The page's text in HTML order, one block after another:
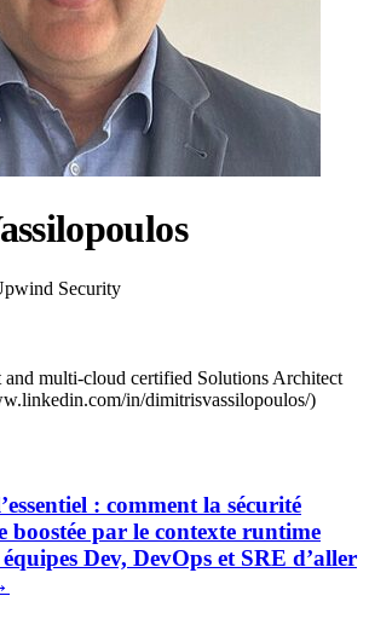
Security
and multi-cloud certified Solutions Architect
in/dimitrisvassilopoulos/)
: comment la sécurité
boostée par le contexte runtime
Dev, DevOps et SRE d’aller